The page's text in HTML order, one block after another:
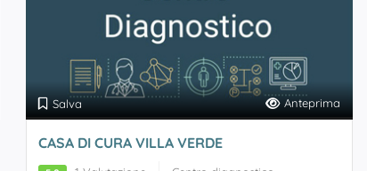
Salva Anteprima
CASA DI CURA VILLA VERDE